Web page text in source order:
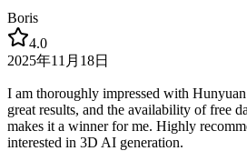
Boris
4.0
2025年11月18日
I am thoroughly impressed with
great results, and the availability of free
makes it a winner for me. Highly
interested in 3D AI generation.